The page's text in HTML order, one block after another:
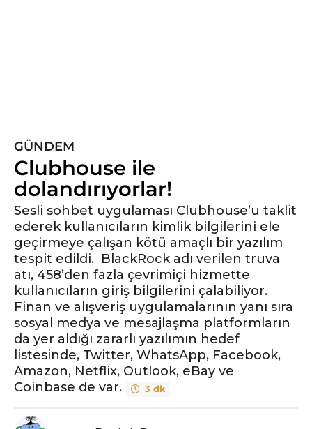
GÜNDEM
Clubhouse ile
dolandırıyorlar!
Sesli sohbet uygulaması Clubhouse’u taklit
ederek kullanıcıların kimlik bilgilerini ele
geçirmeye çalışan kötü amaçlı bir yazılım
tespit edildi. BlackRock adı verilen truva
atı, 458’den fazla çevrimiçi hizmette
kullanıcıların giriş bilgilerini çalabiliyor.
Finan ve alışveriş uygulamalarının yanı sıra
sosyal medya ve mesajlaşma platformların
da yer aldığı zararlı yazılımın hedef
listesinde, Twitter, WhatsApp, Facebook,
Amazon, Netflix, Outlook, eBay ve
Coinbase de var.
3 dk